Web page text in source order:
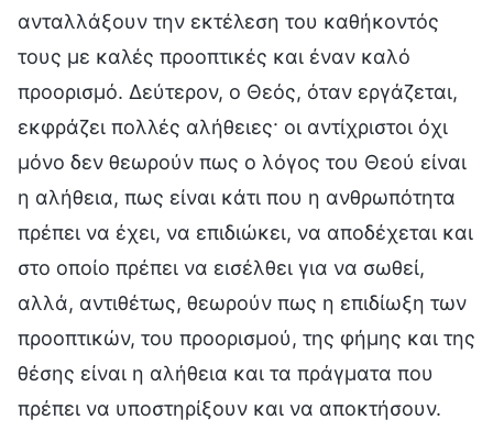
ανταλλάξουν την εκτέλεση του καθήκοντός
τους με καλές προοπτικές και έναν καλό
προορισμό. Δεύτερον, ο Θεός, όταν εργάζεται,
εκφράζει πολλές αλήθειες· οι αντίχριστοι όχι
μόνο δεν θεωρούν πως ο λόγος του Θεού είναι
η αλήθεια, πως είναι κάτι που η ανθρωπότητα
πρέπει να έχει, να επιδιώκει, να αποδέχεται και
στο οποίο πρέπει να εισέλθει για να σωθεί,
αλλά, αντιθέτως, θεωρούν πως η επιδίωξη των
προοπτικών, του προορισμού, της φήμης και της
θέσης είναι η αλήθεια και τα πράγματα που
πρέπει να υποστηρίξουν και να αποκτήσουν.